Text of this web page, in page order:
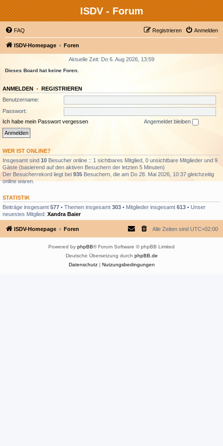
ISDV - Forum
FAQ Anmelden
Registrieren
ISDV-Homepage Foren
Aktuelle Zeit: Do 6. Aug 2026, 13:59
Dieses Board hat keine Foren.
ANMELDEN • REGISTRIEREN
Benutzername:
Passwort:
Ich habe mein Passwort vergessen
Angemeldet bleiben
WER IST ONLINE?
Insgesamt sind 10 Besucher online :: 1 sichtbares Mitglied, 0 unsichtbare Mitglieder und 9
Gäste (basierend auf den aktiven Besuchern der letzten 5 Minuten)
Der Besucherrekord liegt bei 935 Besuchern, die am Do 28. Mai 2026, 10:37 gleichzeitig
online waren.
STATISTIK
Beiträge insgesamt 577 • Themen insgesamt 303 • Mitglieder insgesamt 613 • Unser
neuestes Mitglied: Xandra Baier
ISDV-Homepage Foren Alle Zeiten sind UTC+02:00
Powered by phpBB® Forum Software © phpBB Limited
Deutsche Übersetzung durch phpBB.de
Datenschutz| Nutzungsbedingungen